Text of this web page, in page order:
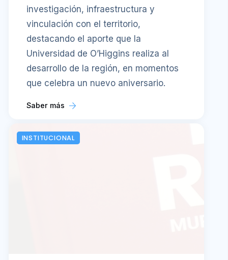
investigación, infraestructura y
vinculación con el territorio,
destacando el aporte que la
Universidad de O’Higgins realiza al
desarrollo de la región, en momentos
que celebra un nuevo aniversario.
Saber más
INSTITUCIONAL